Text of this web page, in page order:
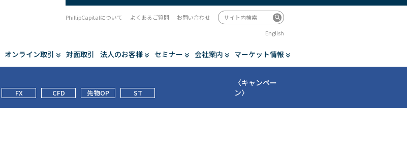
オンライン取引 対面取引 法人のお客様 セミナー 会社案内 マーケット情報
PhillipCapitalについて よくあるご質問
お問い合わせ
English
FX CFD 先物OP ST
〈キャンペー
ン〉